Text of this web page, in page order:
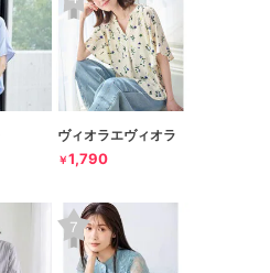
ヴィオラエヴィオラ
￥1,790